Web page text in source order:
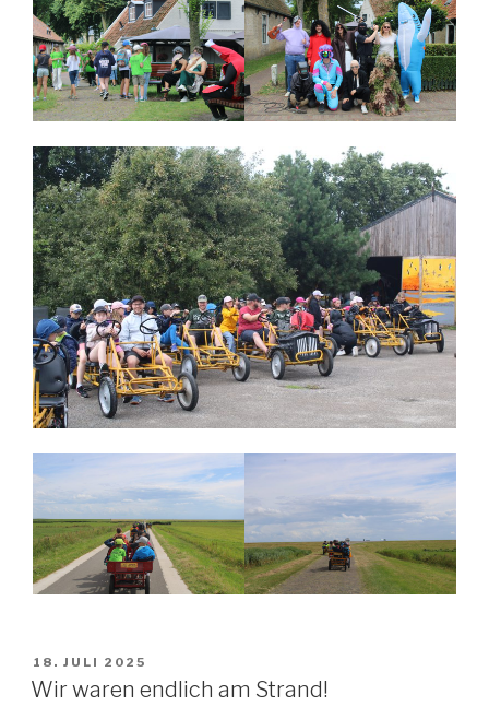
VERÖFFENTLICHT
AM
18. JULI 2025
Wir waren endlich am Strand!